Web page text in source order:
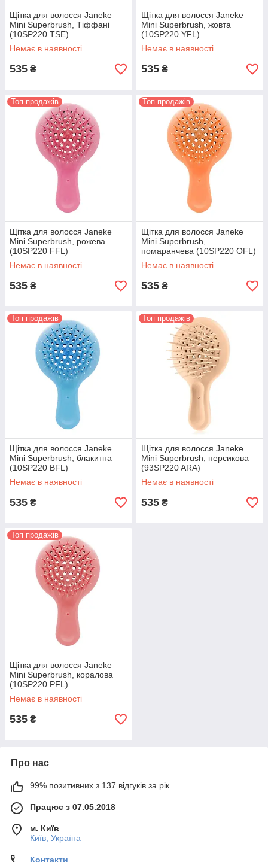
Щітка для волосся Janeke
Mini Superbrush, Тіффані
(10SP220 TSE)
Немає в наявності
535 ₴
Щітка для волосся Janeke
Mini Superbrush, жовта
(10SP220 YFL)
Немає в наявності
535 ₴
Топ продажів
Щітка для волосся Janeke
Mini Superbrush, рожева
(10SP220 FFL)
Немає в наявності
535 ₴
Топ продажів
Щітка для волосся Janeke
Mini Superbrush,
помаранчева (10SP220 OFL)
Немає в наявності
535 ₴
Топ продажів
Щітка для волосся Janeke
Mini Superbrush, блакитна
(10SP220 BFL)
Немає в наявності
535 ₴
Топ продажів
Щітка для волосся Janeke
Mini Superbrush, персикова
(93SP220 ARA)
Немає в наявності
535 ₴
Топ продажів
Щітка для волосся Janeke
Mini Superbrush, коралова
(10SP220 PFL)
Немає в наявності
535 ₴
Про нас
99% позитивних з 137 відгуків за рік
Працює з 07.05.2018
м. Київ
Київ, Україна
Контакти